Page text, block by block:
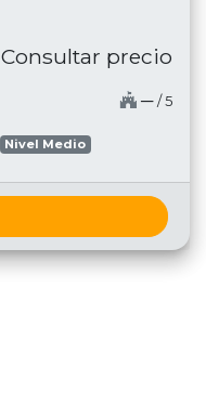
Consultar precio
─ / 5
Nivel Medio